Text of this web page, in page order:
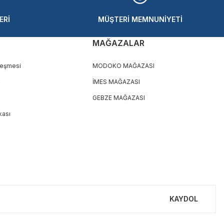
MÜŞTERİ MEMNUNİYETİ
MAĞAZALAR
MODOKO MAĞAZASI
İMES MAĞAZASI
GEBZE MAĞAZASI
KAYDOL